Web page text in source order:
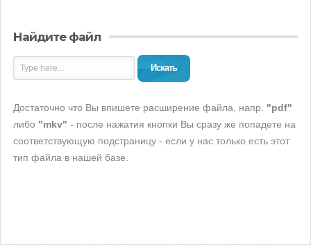
Найдите файл
Искать
Достаточно что Вы впишете расширение файла, напр. "pdf"
либо "mkv" - после нажатия кнопки Вы сразу же попадете на
соответствующую подстраницу - если у нас только есть этот
тип файла в нашей базе.